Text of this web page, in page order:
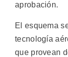
aprobación.
El esquema
tecnología
que provean